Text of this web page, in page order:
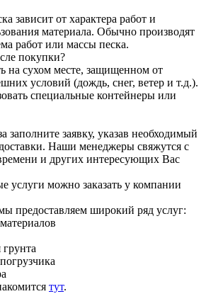
зависит от характера работ и
материала. Обычно производят
работ или массы песка.
покупки?
на сухом месте, защищенном от
условий (дождь, снег, ветер и т.д.).
специальные контейнеры или
заполните заявку, указав необходимый
Наши менеджеры свяжутся с
и других интересующих Вас
услуги можно заказать у компании
предоставляем широкий ряд услуг:
тут.